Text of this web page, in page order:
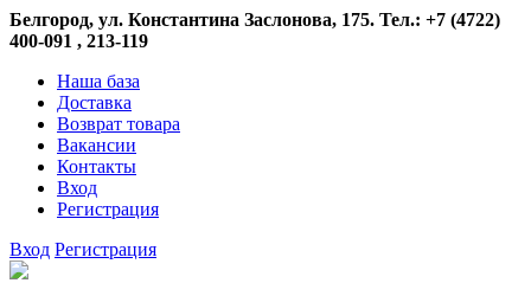
Белгород, ул. Константина Заслонова, 175. Тел.: +7 (4722)
400-091 , 213-119
Наша база
Доставка
Возврат товара
Вакансии
Контакты
Вход
Регистрация
Вход Регистрация